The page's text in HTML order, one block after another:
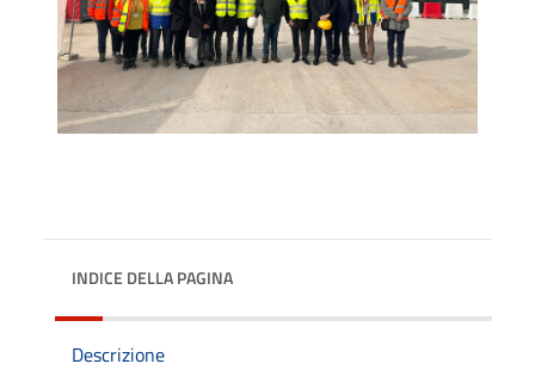
INDICE DELLA PAGINA
Descrizione